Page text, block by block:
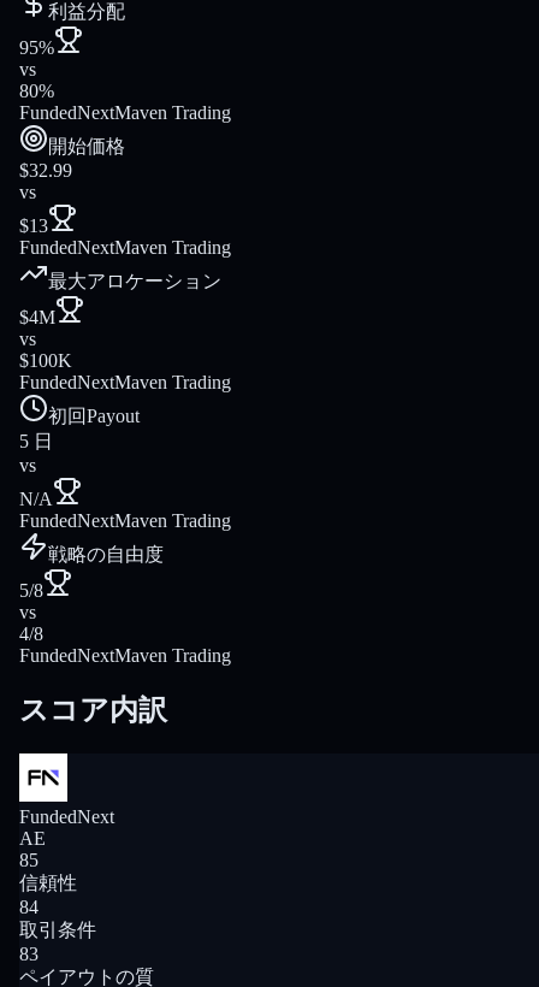
利益分配
95%
vs
80%
FundedNextMaven Trading
開始価格
$32.99
vs
$13
FundedNextMaven Trading
最大アロケーション
$4M
vs
$100K
FundedNextMaven Trading
初回Payout
5 日
vs
N/A
FundedNextMaven Trading
戦略の自由度
5/8
vs
4/8
FundedNextMaven Trading
スコア内訳
FundedNext
AE
85
信頼性
84
取引条件
83
ペイアウトの質